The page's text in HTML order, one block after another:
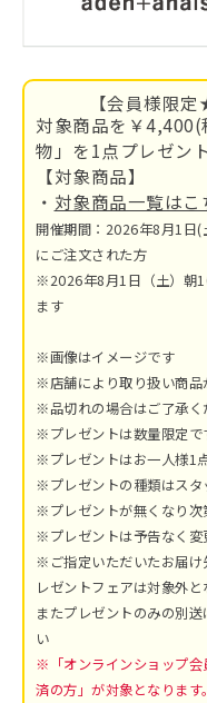
【会員様限
対象商品を￥
物」を1点プレゼン
【対象商品】
・ 対象商品一覧はこ
開催期間：2026年8月1日
にご注文された方
※2026年8月1日（土）朝
ます
※画像はイメージです
※店舗により取り扱い商品
※品切れの場合はご了承く
※プレゼントは数量限定で
※プレゼントはお一人様1
※プレゼントの種類はスタ
※プレゼントが無くなり次
※プレゼントは予告なく変
※ご指定いただいたお届け
レゼントフェアは対象外と
またプレゼントのみの別
い
※「オンラインショップ会
済の方」が対象となります。